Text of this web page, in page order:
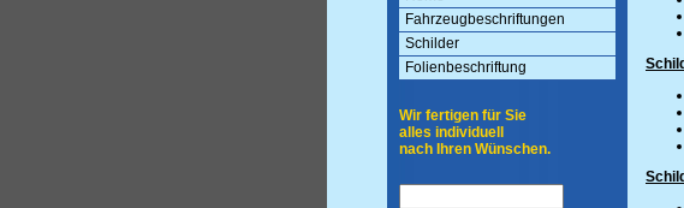
Fahrzeugbeschriftungen
Schilder
Folienbeschriftung
Wir fertigen für Sie
alles individuell
nach Ihren Wünschen.